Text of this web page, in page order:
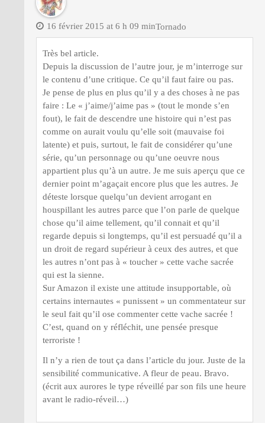
Tornado
16 février 2015 at 6 h 09 min
Très bel article.
Depuis la discussion de l’autre jour, je m’interroge sur
le contenu d’une critique. Ce qu’il faut faire ou pas.
Je pense de plus en plus qu’il y a des choses à ne pas
faire : Le « j’aime/j’aime pas » (tout le monde s’en
fout), le fait de descendre une histoire qui n’est pas
comme on aurait voulu qu’elle soit (mauvaise foi
latente) et puis, surtout, le fait de considérer qu’une
série, qu’un personnage ou qu’une oeuvre nous
appartient plus qu’à un autre. Je me suis aperçu que ce
dernier point m’agaçait encore plus que les autres. Je
déteste lorsque quelqu’un devient arrogant en
houspillant les autres parce que l’on parle de quelque
chose qu’il aime tellement, qu’il connait et qu’il
regarde depuis si longtemps, qu’il est persuadé qu’il a
un droit de regard supérieur à ceux des autres, et que
les autres n’ont pas à « toucher » cette vache sacrée
qui est la sienne.
Sur Amazon il existe une attitude insupportable, où
certains internautes « punissent » un commentateur sur
le seul fait qu’il ose commenter cette vache sacrée !
C’est, quand on y réfléchit, une pensée presque
terroriste !
Il n’y a rien de tout ça dans l’article du jour. Juste de la
sensibilité communicative. A fleur de peau. Bravo.
(écrit aux aurores le type réveillé par son fils une heure
avant le radio-réveil…)